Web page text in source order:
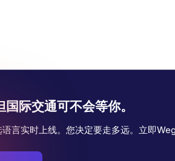
际交通可不会等你。
言实时上线。您决定要走多远。立即